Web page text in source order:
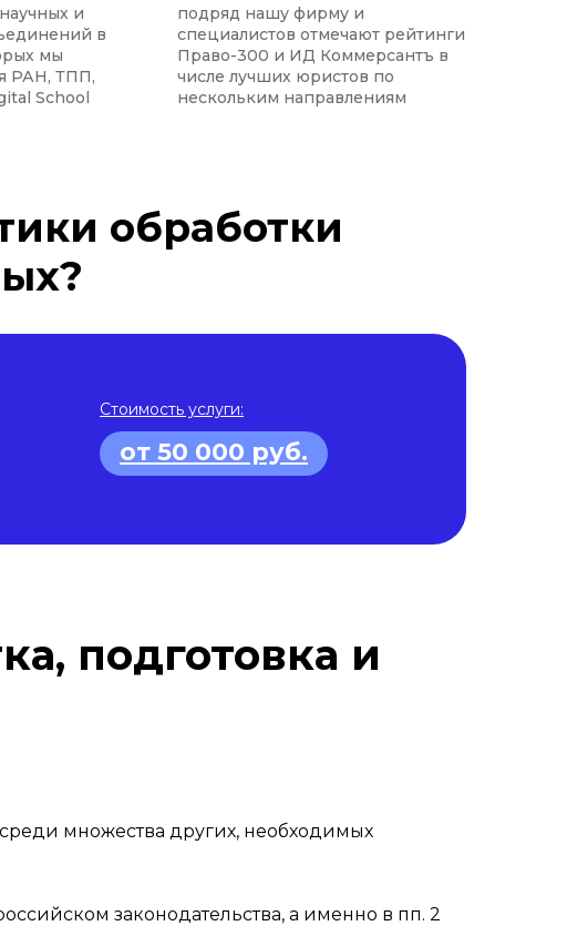
подряд нашу фирму и
специалистов отмечают рейтинги
Право-300 и ИД Коммерсантъ в
числе лучших юристов по
нескольким направлениям
и
в
мы
РАН, ТПП,
School
обработки
Стоимость услуги:
от 50 000 руб.
подготовка и
множества других, необходимых
законодательства, а именно в пп. 2